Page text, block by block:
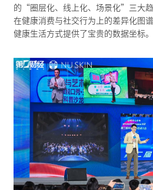
的“圈层化、线上化、场景化”三大
在健康消费与社交行为上的差异化图
健康生活方式提供了宝贵的数据坐标。